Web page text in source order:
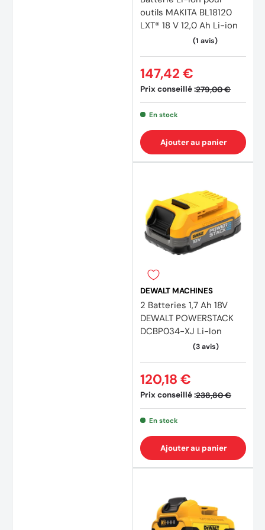
outils MAKITA BL18120
LXT® 18 V 12,0 Ah Li-ion
Prix conseillé :279,00 €
147,42 €
En stock
Ajouter au panier
DEWALT MACHINES
2 Batteries 1,7 Ah 18V
DEWALT POWERSTACK
DCBP034-XJ Li-Ion
Prix conseillé :238,80 €
120,18 €
En stock
Ajouter au panier